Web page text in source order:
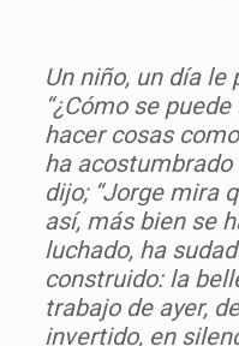
Un niño, un día le
“¿Cómo se
hacer cosas
ha acostumbrado
dijo; “Jorge mira
así, más bien se
luchado, ha
construido: la
trabajo de ayer,
invertido, en